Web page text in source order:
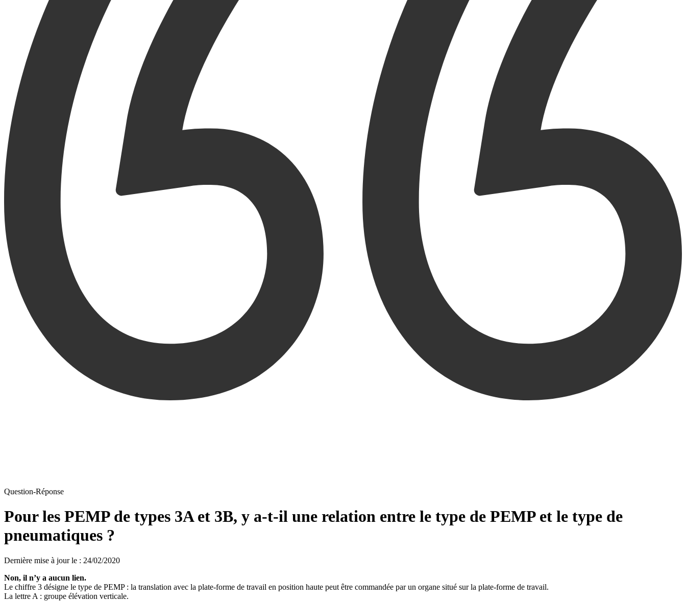
Question-Réponse
Pour les PEMP de types 3A et 3B, y a-t-il une relation entre le type de PEMP et le type de
pneumatiques ?
Dernière mise à jour le : 24/02/2020
Non, il n’y a aucun lien.
Le chiffre 3 désigne le type de PEMP : la translation avec la plate-forme de travail en position haute peut être commandée par un organe situé sur la plate-forme de travail.
La lettre A : groupe élévation verticale.